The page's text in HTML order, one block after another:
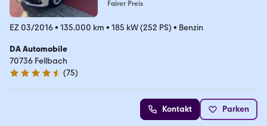
Fairer Preis
EZ 03/2016• 135.000 km • 185 kW (252 PS) • Benzin
DA Automobile
70736 Fellbach
4.7 Sterne
(75)
Kontakt Parken